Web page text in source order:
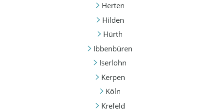
Herten
Hilden
Hürth
Ibbenbüren
Iserlohn
Kerpen
Köln
Krefeld